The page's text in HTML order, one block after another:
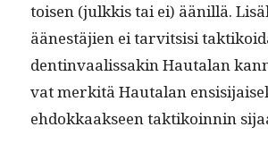
toisen (julkkis tai ei) äänil­lä.
äänestäjien ei tarvit­sisi
dentin­vaalis­sakin Hau­ta­lan
vat merk­itä Hau­ta­lan
ehdokkaak­seen tak­tikoin­nin